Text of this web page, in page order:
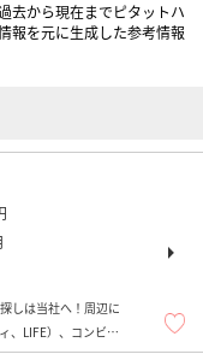
去から現在までピタットハ
報を元に生成した参考情報
しは当社へ！周辺に
、LIFE）、コンビニ
利ですよ！